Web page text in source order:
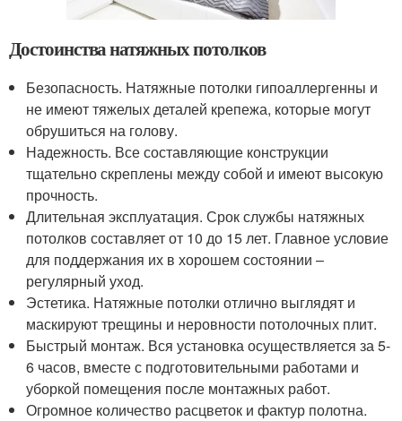
Достоинства натяжных потолков
Безопасность. Натяжные потолки гипоаллергенны и
не имеют тяжелых деталей крепежа, которые могут
обрушиться на голову.
Надежность. Все составляющие конструкции
тщательно скреплены между собой и имеют высокую
прочность.
Длительная эксплуатация. Срок службы натяжных
потолков составляет от 10 до 15 лет. Главное условие
для поддержания их в хорошем состоянии –
регулярный уход.
Эстетика. Натяжные потолки отлично выглядят и
маскируют трещины и неровности потолочных плит.
Быстрый монтаж. Вся установка осуществляется за 5-
6 часов, вместе с подготовительными работами и
уборкой помещения после монтажных работ.
Огромное количество расцветок и фактур полотна.